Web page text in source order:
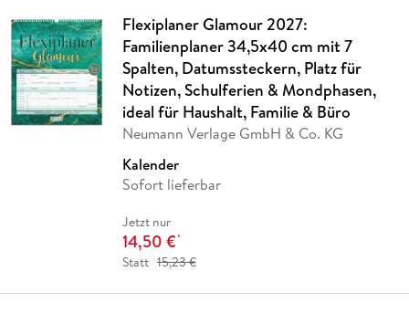
Flexiplaner Glamour 2027:
Familienplaner 34,5x40 cm mit 7
Spalten, Datumssteckern, Platz für
Notizen, Schulferien & Mondphasen,
ideal für Haushalt, Familie & Büro
Neumann Verlage GmbH & Co. KG
Kalender
Sofort lieferbar
Jetzt nur
14,50 €*
Statt 15,23 €